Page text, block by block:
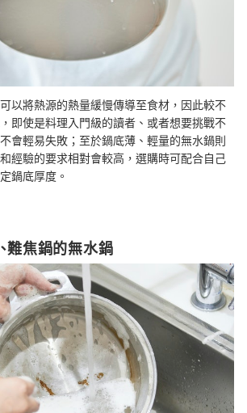
以將熱源的熱量緩慢傳導至食材，因此較不
即使是料理入門級的讀者、或者想要挑戰不
會輕易失敗；至於鍋底薄、輕量的無水鍋則
經驗的要求相對會較高，選購時可配合自己
鍋底厚度。
難焦鍋的無水鍋